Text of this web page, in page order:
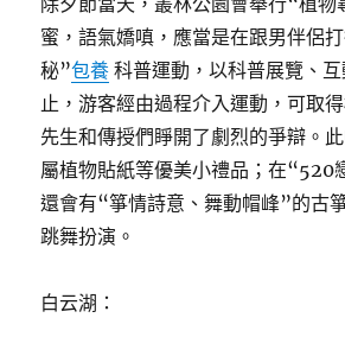
蜜，語氣嬌嗔，應當是在跟男伴侶
秘”包養 科普運動，以科普展覽、
止，游客經由過程介入運動，可取
先生和傳授們睜開了劇烈的爭辯。
屬植物貼紙等優美小禮品；在“520
還會有“箏情詩意、舞動帽峰”的古
跳舞扮演。
白云湖：